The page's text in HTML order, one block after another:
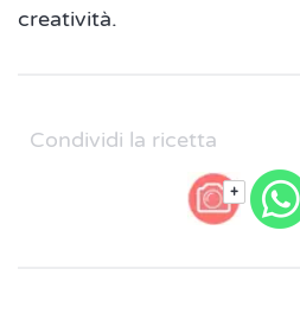
creatività.
Condividi la ricetta
+